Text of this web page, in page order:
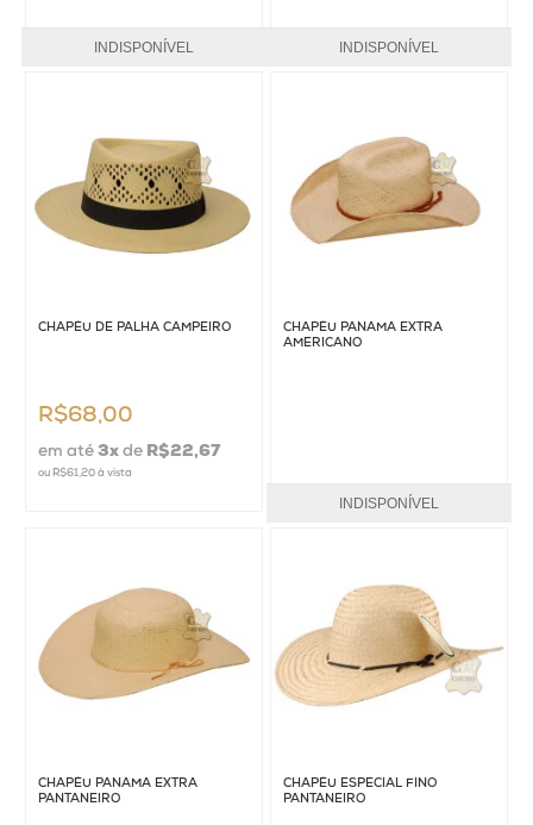
INDISPONÍVEL INDISPONÍVEL
CHAPÉU DE PALHA CAMPEIRO
R$68,00
em até 3xde R$22,67
ou R$61,20à vista
CHAPÉU PANAMÁ EXTRA
AMERICANO
INDISPONÍVEL
CHAPÉU PANAMÁ EXTRA
PANTANEIRO
CHAPÉU ESPECIAL FINO
PANTANEIRO